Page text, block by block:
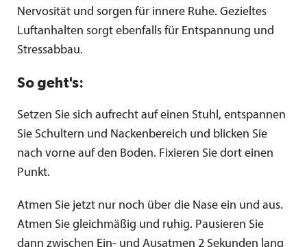
Nervosität und sorgen für innere Ruhe. Gezieltes
Luftanhalten sorgt ebenfalls für Entspannung und
Stressabbau.
So geht's:
Setzen Sie sich aufrecht auf einen Stuhl, entspannen
Sie Schultern und Nackenbereich und blicken Sie
nach vorne auf den Boden. Fixieren Sie dort einen
Punkt.
Atmen Sie jetzt nur noch über die Nase ein und aus.
Atmen Sie gleichmäßig und ruhig. Pausieren Sie
dann zwischen Ein- und Ausatmen 2 Sekunden lang